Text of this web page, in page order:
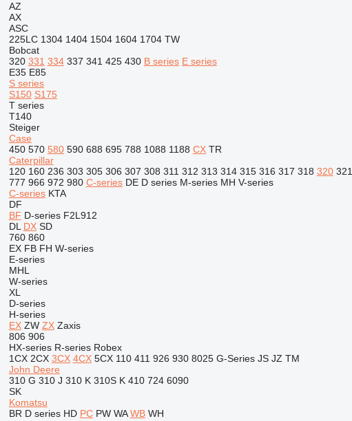
AZ
AX
ASC
225LC 1304 1404 1504 1604 1704 TW
Bobcat
320 331 334 337 341 425 430 B series E series
E35 E85
S series
S150 S175
T series
T140
Steiger
Case
450 570 580 590 688 695 788 1088 1188 CX TR
Caterpillar
120 160 236 303 305 306 307 308 311 312 313 314 315 316 317 318 320 321
777 966 972 980 C-series DE D series M-series MH V-series
C-series KTA
DF
BF D-series F2L912
DL DX SD
760 860
EX FB FH W-series
E-series
MHL
W-series
XL
D-series
H-series
EX ZW ZX Zaxis
806 906
HX-series R-series Robex
1CX 2CX 3CX 4CX 5CX 110 411 926 930 8025 G-Series JS JZ TM
John Deere
310 G 310 J 310 K 310S K 410 724 6090
SK
Komatsu
BR D series HD PC PW WA WB WH